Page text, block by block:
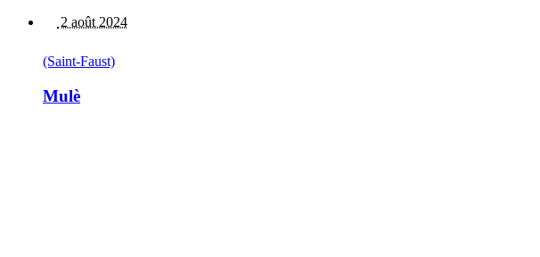
2 août 2024
(Saint-Faust)
Mulè